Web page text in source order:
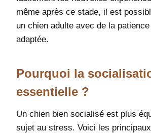
même après ce stade, il est
un chien adulte avec de la
adaptée.
Pourquoi la
essentielle ?
Un chien bien socialisé est plus
sujet au stress. Voici les